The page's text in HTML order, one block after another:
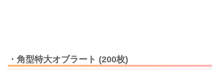
・角型特大オブラート (200枚)